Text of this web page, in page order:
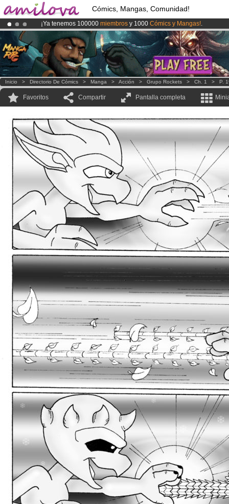
Cómics, Mangas, Comunidad!
¡Ya tenemos 100000 miembros y 1000 Cómics y Mangas!.
¡Conviertete en Premium por3.95 eurosal mes!Hazte Premium ya
El Kickstarter Amilova está desormado lanzado!.
Inicio > Directorio De Cómics > Manga > Acción > Grupo Rockets > Ch. 1 > P.
Favoritos Compartir Pantalla completa